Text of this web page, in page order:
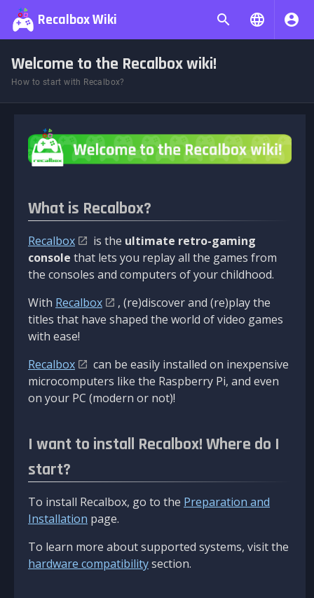
Recalbox Wiki
Welcome to the Recalbox wiki!
How to start with Recalbox?
What is Recalbox?
Recalbox is the ultimate retro-gaming
console that lets you replay all the games from
the consoles and computers of your childhood.
With Recalbox
, (re)discover and (re)play the
titles that have shaped the world of video games
with ease!
Recalbox
can be easily installed on inexpensive
microcomputers like the Raspberry Pi, and even
on your PC (modern or not)!
I want to install Recalbox! Where do I
start?
To install Recalbox, go to the Preparation and
Installation page.
To learn more about supported systems, visit the
hardware compatibilitysection.